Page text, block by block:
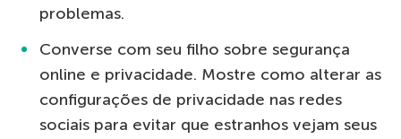
problemas.
Converse com seu filho sobre segurança
online e privacidade. Mostre como alterar as
configurações de privacidade nas redes
sociais para evitar que estranhos vejam seus